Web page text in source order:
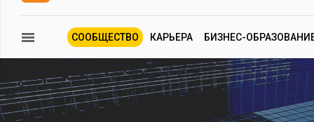
СООБЩЕСТВО КАРЬЕРА БИЗНЕС-